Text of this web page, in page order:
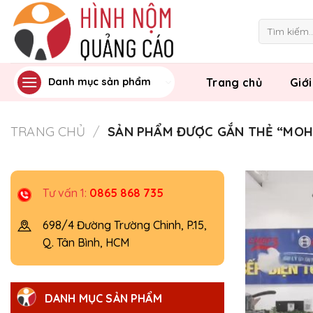
Skip
content
kiếm:
Danh mục sản phẩm Trang chủ
TRANG CHỦ / SẢN PHẨM ĐƯỢC GẮN THẺ
Tư vấn 1: 0865 868 735
698/4 Đường Trường Chinh, P.15,
Q. Tân Bình, HCM
DANH MỤC SẢN PHẨM